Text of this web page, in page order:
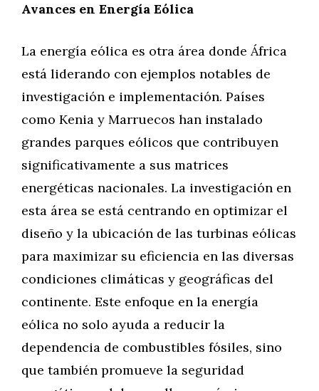
Avances en Energía Eólica
La energía eólica es otra área donde África
está liderando con ejemplos notables de
investigación e implementación. Países
como Kenia y Marruecos han instalado
grandes parques eólicos que contribuyen
significativamente a sus matrices
energéticas nacionales. La investigación en
esta área se está centrando en optimizar el
diseño y la ubicación de las turbinas eólicas
para maximizar su eficiencia en las diversas
condiciones climáticas y geográficas del
continente. Este enfoque en la energía
eólica no solo ayuda a reducir la
dependencia de combustibles fósiles, sino
que también promueve la seguridad